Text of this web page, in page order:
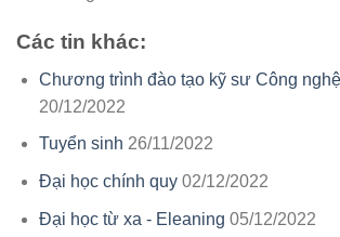
Các tin khác:
Chương trình đào tạo kỹ sư Công
20/12/2022
Tuyển sinh 26/11/2022
Đại học chính quy02/12/2022
Đại học từ xa - Eleaning 05/12/2022